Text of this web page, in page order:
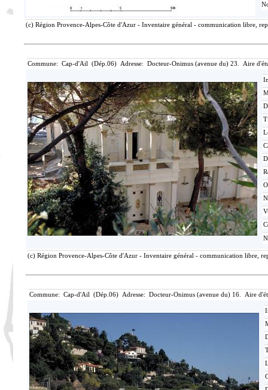
(c) Région Provence-Alpes-Côte d'Azur - Inventaire général - communication libre,
Commune: Cap-d'Ail (Dép.06) Adresse: Docteur-Onimus (avenue du) 23. Aire
(c) Région Provence-Alpes-Côte d'Azur - Inventaire général - communication libre,
Commune: Cap-d'Ail (Dép.06) Adresse: Docteur-Onimus (avenue du) 16. Aire